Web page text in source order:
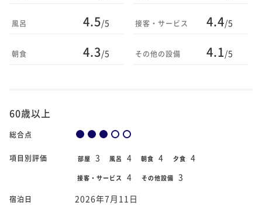
風呂 4.5/5
朝食 4.3/5
接客・サービス 4.4/5
その他の設備 4.1/5
60歳以上
総合点
項目別評価 部屋 3 風呂 4 朝食 4 夕食 4
接客・サービス 4 その他設備 3
宿泊日 2026年7月11日